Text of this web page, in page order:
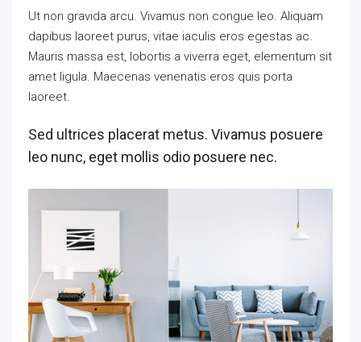
Ut non gravida arcu. Vivamus non congue leo. Aliquam
dapibus laoreet purus, vitae iaculis eros egestas ac.
Mauris massa est, lobortis a viverra eget, elementum sit
amet ligula. Maecenas venenatis eros quis porta
laoreet.
Sed ultrices placerat metus. Vivamus posuere
leo nunc, eget mollis odio posuere nec.